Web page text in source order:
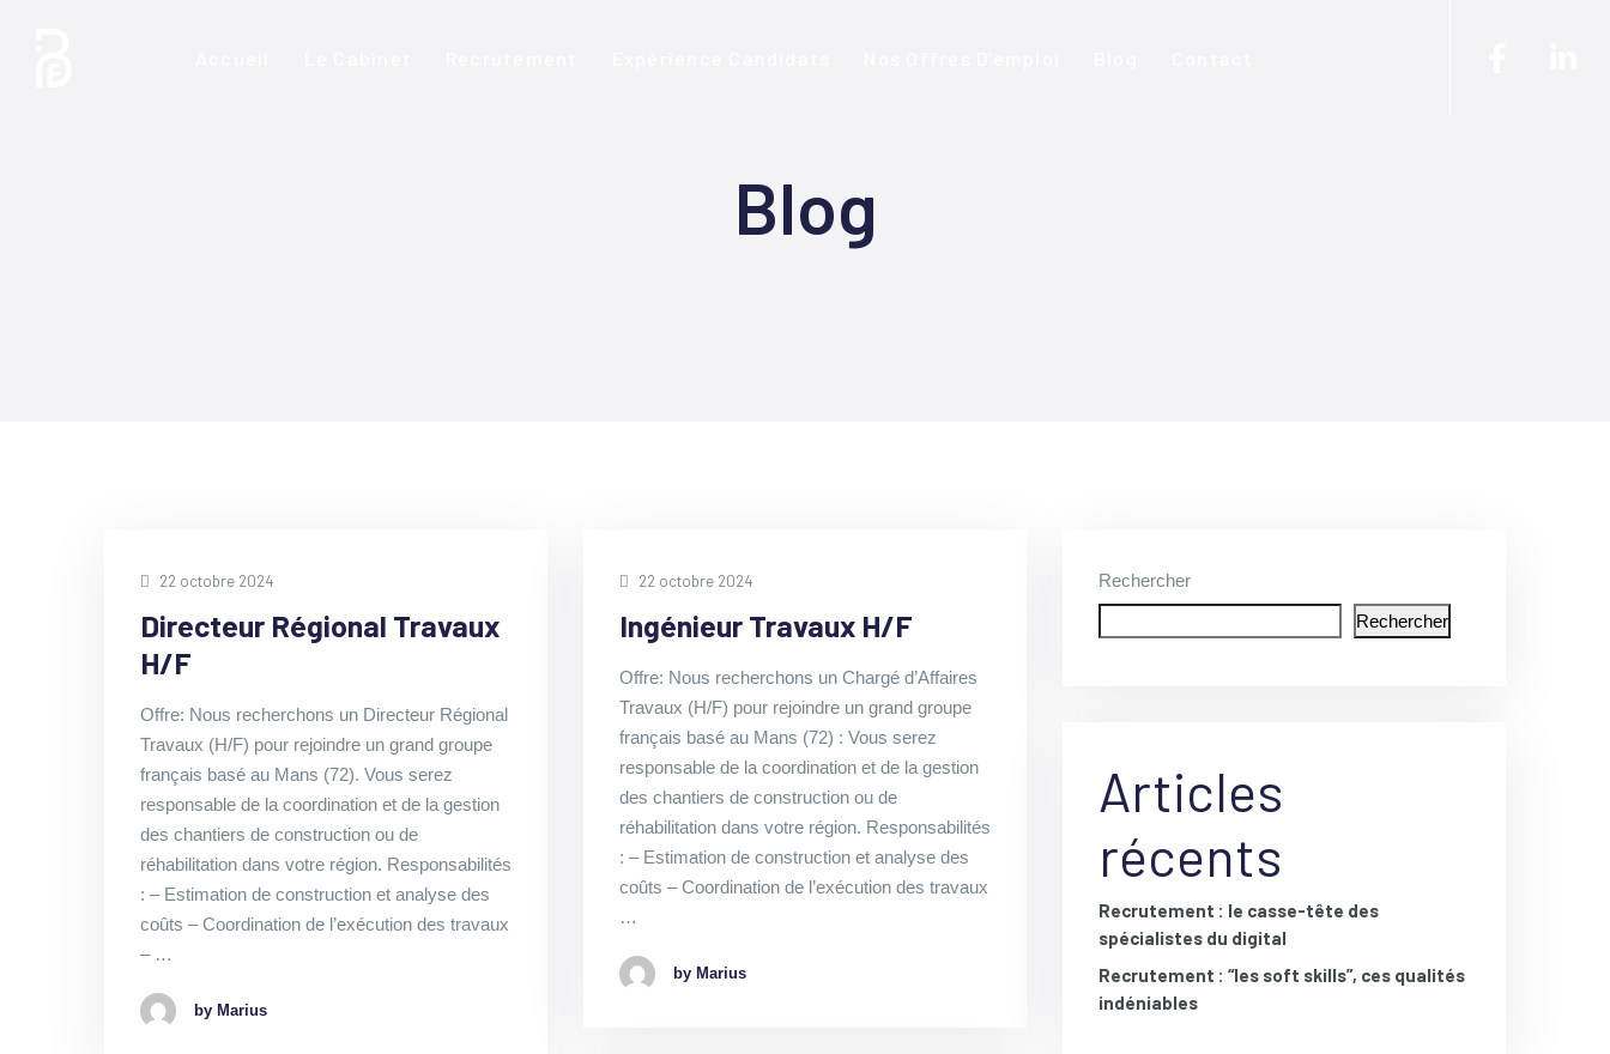
Blog
22 octobre 2024
Directeur Régional Travaux
H/F
Offre: Nous recherchons un Directeur Régional
Travaux (H/F) pour rejoindre un grand groupe
français basé au Mans (72). Vous serez
responsable de la coordination et de la gestion
des chantiers de construction ou de
réhabilitation dans votre région. Responsabilités
: – Estimation de construction et analyse des
coûts – Coordination de l’exécution des travaux
– …
by Marius
22 octobre 2024
Ingénieur Travaux H/F
Offre: Nous recherchons un Chargé d’Affaires
Travaux (H/F) pour rejoindre un grand groupe
français basé au Mans (72) : Vous serez
responsable de la coordination et de la gestion
des chantiers de construction ou de
réhabilitation dans votre région. Responsabilités
: – Estimation de construction et analyse des
coûts – Coordination de l’exécution des travaux
…
by Marius
Rechercher
Rechercher
Articles
récents
Recrutement : le casse-tête des
spécialistes du digital
Recrutement : “les soft skills”, ces qualités
indéniables